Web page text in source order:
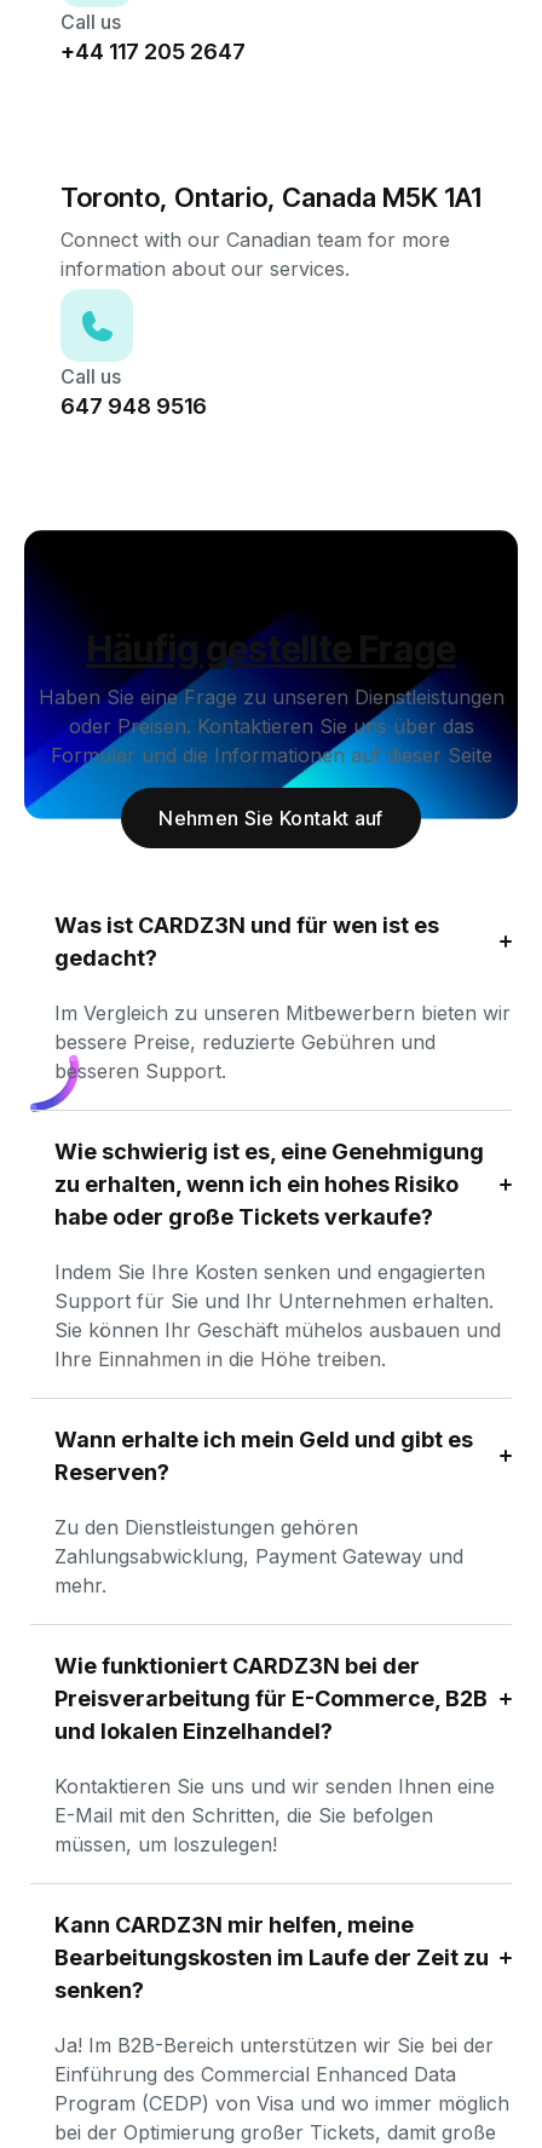
Call us
+44 117 205 2647
Toronto, Ontario, Canada M5K 1A1
Connect with our Canadian team for more
information about our services.
Call us
647 948 9516
Häufig gestellte Frage
Haben Sie eine Frage zu unseren Dienstleistungen
oder Preisen. Kontaktieren Sie uns über das
Formular und die Informationen auf dieser Seite
Nehmen Sie Kontakt auf
Was ist CARDZ3N und für wen ist es
gedacht?
Im Vergleich zu unseren Mitbewerbern bieten wir
bessere Preise, reduzierte Gebühren und
besseren Support.
Wie schwierig ist es, eine Genehmigung
zu erhalten, wenn ich ein hohes Risiko
habe oder große Tickets verkaufe?
Indem Sie Ihre Kosten senken und engagierten
Support für Sie und Ihr Unternehmen erhalten.
Sie können Ihr Geschäft mühelos ausbauen und
Ihre Einnahmen in die Höhe treiben.
Wann erhalte ich mein Geld und gibt es
Reserven?
Zu den Dienstleistungen gehören
Zahlungsabwicklung, Payment Gateway und
mehr.
Wie funktioniert CARDZ3N bei der
Preisverarbeitung für E-Commerce, B2B
und lokalen Einzelhandel?
Kontaktieren Sie uns und wir senden Ihnen eine
E-Mail mit den Schritten, die Sie befolgen
müssen, um loszulegen!
Kann CARDZ3N mir helfen, meine
Bearbeitungskosten im Laufe der Zeit zu
senken?
Ja! Im B2B-Bereich unterstützen wir Sie bei der
Einführung des Commercial Enhanced Data
Program (CEDP) von Visa und wo immer möglich
bei der Optimierung großer Tickets, damit große